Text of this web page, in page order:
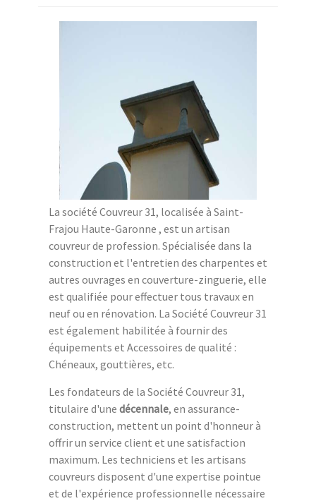
La société Couvreur 31, localisée à Saint-
Frajou Haute-Garonne , est un artisan
couvreur de profession. Spécialisée dans la
construction et l'entretien des charpentes et
autres ouvrages en couverture-zinguerie, elle
est qualifiée pour effectuer tous travaux en
neuf ou en rénovation. La Société Couvreur 31
est également habilitée à fournir des
équipements et Accessoires de qualité :
Chéneaux, gouttières, etc.
Les fondateurs de la Société Couvreur 31,
titulaire d'une décennale, en assurance-
construction, mettent un point d'honneur à
offrir un service client et une satisfaction
maximum. Les techniciens et les artisans
couvreurs disposent d'une expertise pointue
et de l'expérience professionnelle nécessaire